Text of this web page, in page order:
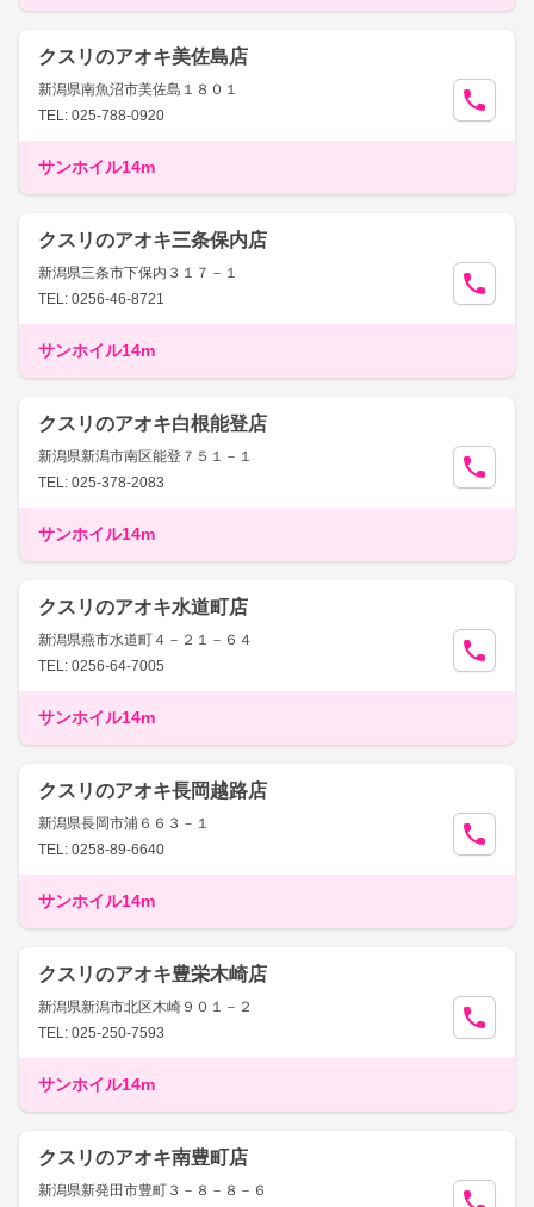
クスリのアオキ美佐島店
新潟県南魚沼市美佐島１８０１
TEL: 025-788-0920
サンホイル14m
クスリのアオキ三条保内店
新潟県三条市下保内３１７－１
TEL: 0256-46-8721
サンホイル14m
クスリのアオキ白根能登店
新潟県新潟市南区能登７５１－１
TEL: 025-378-2083
サンホイル14m
クスリのアオキ水道町店
新潟県燕市水道町４－２１－６４
TEL: 0256-64-7005
サンホイル14m
クスリのアオキ長岡越路店
新潟県長岡市浦６６３－１
TEL: 0258-89-6640
サンホイル14m
クスリのアオキ豊栄木崎店
新潟県新潟市北区木崎９０１－２
TEL: 025-250-7593
サンホイル14m
クスリのアオキ南豊町店
新潟県新発田市豊町３－８－８－６